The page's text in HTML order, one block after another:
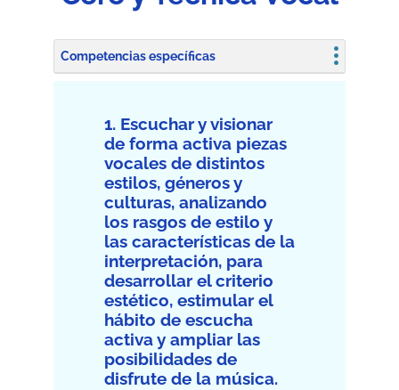
Competencias específicas
1. Escuchar y visionar
de forma activa piezas
vocales de distintos
estilos, géneros y
culturas, analizando
los rasgos de estilo y
las características de la
interpretación, para
desarrollar el criterio
estético, estimular el
hábito de escucha
activa y ampliar las
posibilidades de
disfrute de la música.